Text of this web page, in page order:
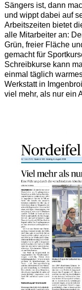
Sängers ist, dann
und wippt dabei auf
Arbeitszeiten bietet
alle Mitarbeiter an:
Grün, freier Fläche
gemacht für
Schreibkurse kann
einmal täglich
Werkstatt in
viel mehr, als nur ein